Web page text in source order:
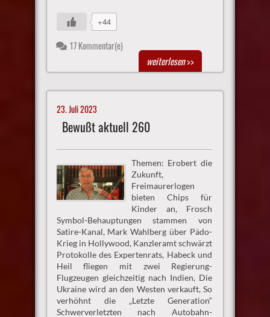
+44
17 Kommentar(e)
weiterlesen>>
23. Juli 2023
Bewußt aktuell 260
Themen: Erobert die
Zukunft,
Freimaurerlogen
bieten Chips für
Kinder an, Frosch
Symbol-Behauptungen stammen von
Satire-Kanal, Mark Wahlberg über Pädo-
Krieg in Hollywood, Kanzleramt schwärzt
Protokolle des Expertenrats, Habeck und
Heil fliegen mit zwei Regierung-
Flugzeugen gleichzeitig nach Indien, Die
Ukraine wird an den Westen verkauft, So
verhöhnt die „Letzte Generation“
Schwerverletzten nach Autobahn-